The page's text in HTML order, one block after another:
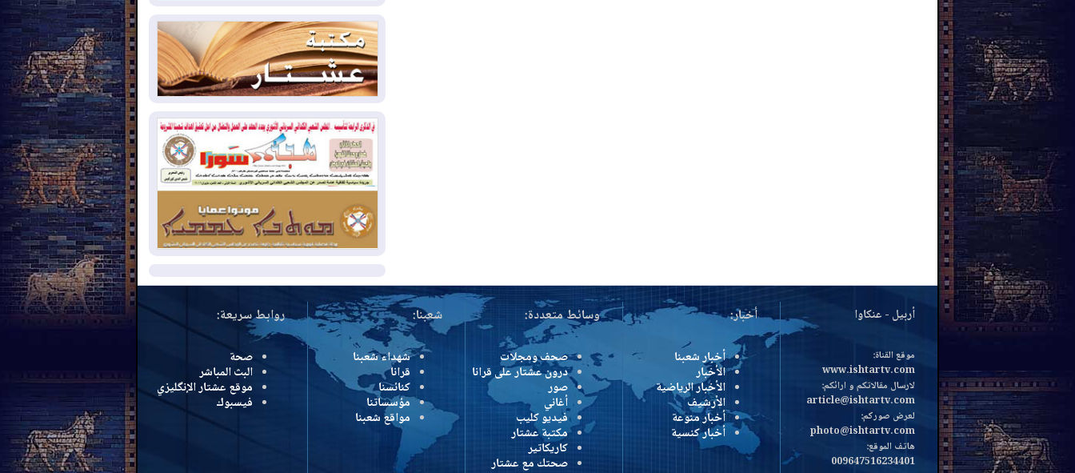
2026-08-04ملفات حقبة الكاظمي تعود إلى
الواجهة.. أنباء عن مراجعات قضائية
وتحقيقات أوسع في قضايا فساد
2026-08-04بيترو يشكو تزوير الانتخابات
الرئاسية ويحذر من "حرب أهلية" في
كولومبيا
2026-08-03رئيس إقليم كوردستان في
دمشق في زيارة رسمية
2026-08-03
العراق يؤكد مجدداً التزامه
بمنع الهجمات على الدول المجاورة
أربيل - عنكاوا
موقع القناة:
www.ishtartv.com
لارسال مقالاتكم و ارائكم:
article@ishtartv.com
لعرض صوركم:
photo@ishtartv.com
هاتف الموقع:
009647516234401
أخبار:
أخبار شعبنا
الأخبار
الأخبار الرياضية
الأرشيف
أخبار منوعة
أخبار كنسية
وسائط متعددة:
صحف ومجلات
درون عشتار على قرانا
صور
أغاني
فيديو كليب
مكتبة عشتار
كاريكاتير
صحتك مع عشتار
شعبنا:
شهداء شعبنا
قرانا
كنائسنا
مؤسساتنا
مواقع شعبنا
روابط سريعة:
صحة
البث المباشر
موقع عشتار الإنگليزي
فيسبوك